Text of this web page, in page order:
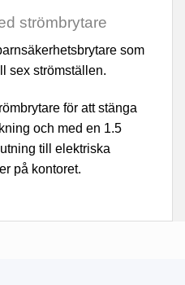
strömbrytare
som
sex strömställen.
för att stänga
och med en 1.5
till elektriska
på kontoret.